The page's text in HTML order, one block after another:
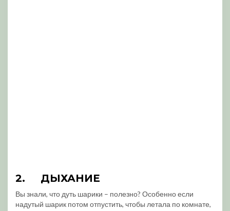
2. ДЫХАНИЕ
Вы знали, что дуть шарики – полезно? Особенно если
надутый шарик потом отпустить, чтобы летала по комнате,